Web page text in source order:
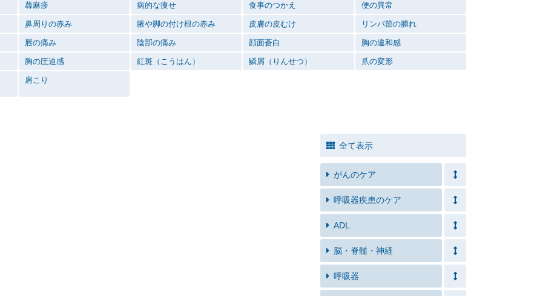
蕁麻疹 病的な痩せ 食事のつかえ 便の異常
鼻周りの赤み 腋や脚の付け根の赤み 皮膚の皮むけ リンパ節の腫れ
唇の痛み 陰部の痛み 顔面蒼白 胸の違和感
胸の圧迫感 紅斑（こうはん） 鱗屑（りんせつ） 爪の変形
肩こり
全て表示
がんのケア
呼吸器疾患のケア
ADL
脳・脊髄・神経
呼吸器